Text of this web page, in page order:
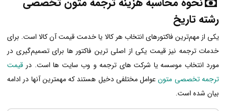
رشته تاریخ
یکی از مهم‌ترین فاکتورهای انتخاب هر کالا یا خدمت قیمت آن کالا است. برای
خدمات ترجمه نیز قیمت یکی از اصلی ترین فاکتور ها برای تصمیم‌گیری در
مورد انتخاب موسسه یا شرکت های ترجمه و وب سایت ها است. در قیمت
ترجمه تخصصی متون عوامل مختلفی دخیل هستند که مهمترین آنها در ادامه
بیان شده است.